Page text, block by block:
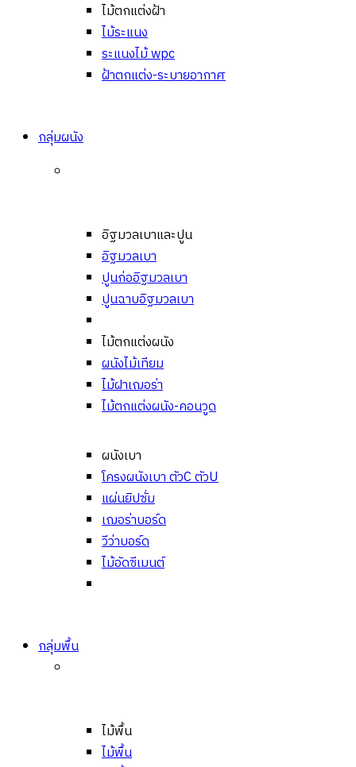
ไม้ตกแต่งฝ้า
ไม้ระแนง
ระแนงไม้ wpc
ฝ้าตกแต่ง-ระบายอากาศ
กลุ่มผนัง
อิฐมวลเบาและปูน
อิฐมวลเบา
ปูนก่ออิฐมวลเบา
ปูนฉาบอิฐมวลเบา
ไม้ตกแต่งผนัง
ผนังไม้เทียม
ไม้ฝาเฌอร่า
ไม้ตกแต่งผนัง-คอนวูด
ผนังเบา
โครงผนังเบา ตัวC ตัวU
แผ่นยิปซั่ม
เฌอร่าบอร์ด
วีว่าบอร์ด
ไม้อัดซีเมนต์
กลุ่มพื้น
ไม้พื้น
ไม้พื้น